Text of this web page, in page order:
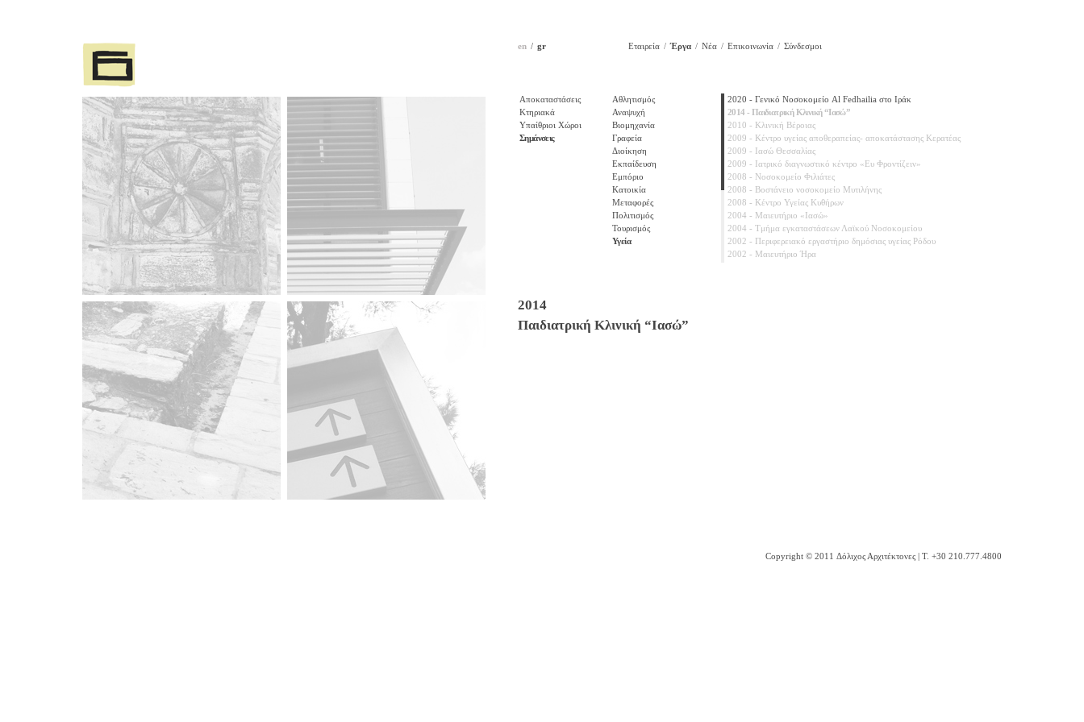
en gr Εταιρεία Έργα Νέα Επικοινωνία Σύνδεσμοι
Αποκαταστάσεις
Κτηριακά
Υπαίθριοι Χώροι
Σημάνσεις
Αθλητισμός
Αναψυχή
Βιομηχανία
Γραφεία
Διοίκηση
Εκπαίδευση
Εμπόριο
Κατοικία
Μεταφορές
Πολιτισμός
Τουρισμός
Υγεία
2020 - Γενικό Νοσοκομείο Al Fedhailia στο Ιράκ
2014 - Παιδιατρική Κλινική “Ιασώ”
2010 - Κλινική Βέροιας
2009 - Κέντρο υγείας αποθεραπείας- αποκατάστασης Κερατέας
2009 - Ιασώ Θεσσαλίας
2009 - Ιατρικό διαγνωστικό κέντρο «Ευ Φροντίζειν»
2008 - Νοσοκομείο Φιλιάτες
2008 - Βοστάνειο νοσοκομείο Μυτιλήνης
2008 - Κέντρο Υγείας Κυθήρων
2004 - Μαιευτήριο «Ιασώ»
2004 - Τμήμα εγκαταστάσεων Λαϊκού Νοσοκομείου
2002 - Περιφερειακό εργαστήριο δημόσιας υγείας Ρόδου
2002 - Μαιευτήριο Ήρα
2014
Παιδιατρική Κλινική “Ιασώ”
Copyright © 2011 Δόλιχος Αρχιτέκτονες | Τ. +30 210.777.4800